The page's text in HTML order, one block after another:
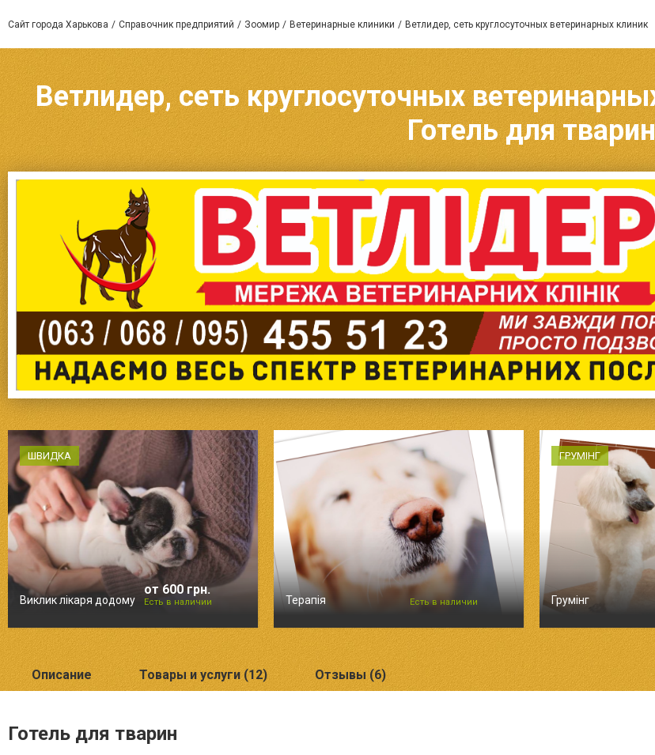
Сайт города Харькова Справочник предприятий Зоомир Ветеринарные клиники Ветлидер, сеть круглосуточных ветеринарных клиник
Ветлидер, сеть круглосуточных
Готель для тварин
ШВИДКА
Виклик лікаря додому
от 600 грн.
Есть в наличии Терапія Есть в наличии
ГРУМІНГ
Грумінг
Описание Товары и услуги (12) Отзывы (6)
Готель для тварин